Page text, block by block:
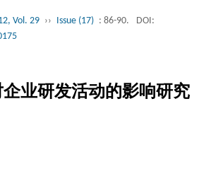
Vol. 29 ›› Issue (17) : 86-90.
DOI:
业研发活动的影响研究